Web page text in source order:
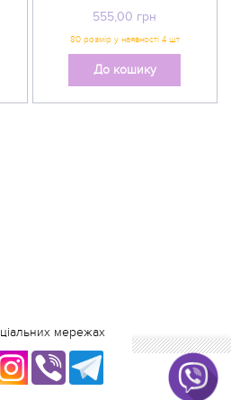
555,00 грн
До кошику
мережах